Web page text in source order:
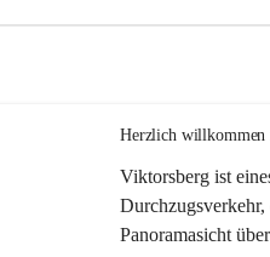
Herzlich willkommen
Viktorsberg ist
Panoramasicht